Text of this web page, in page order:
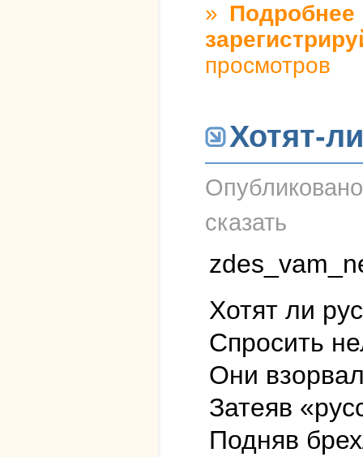
» Подробнее
просмотров
Хотят-
сказать
Хотят ли
Спросить
Они
Затеяв
Подняв